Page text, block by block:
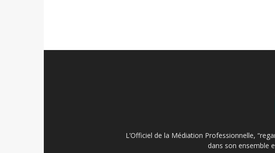
L’Officiel de la Médiation Professionnelle,
dans son ensemble